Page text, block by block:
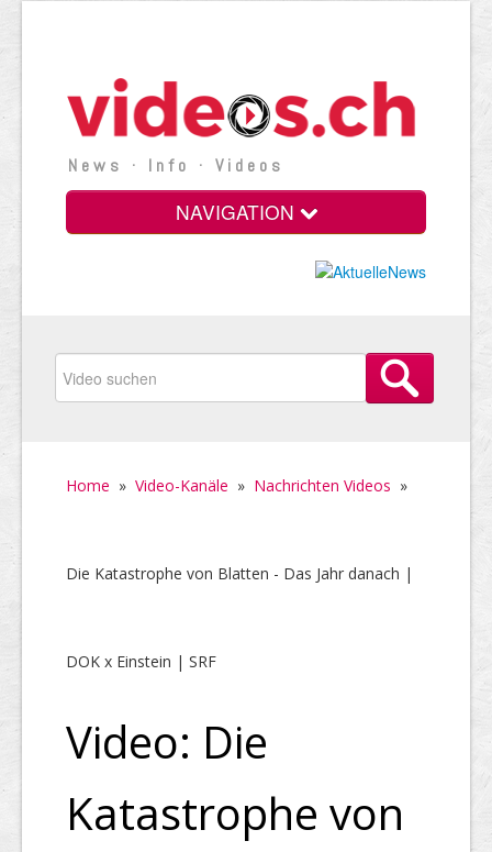
News · Info · Videos
NAVIGATION
Home » Video-Kanäle » Nachrichten Videos »
Die Katastrophe von Blatten - Das Jahr danach |
DOK x Einstein | SRF
Video: Die
Katastrophe von